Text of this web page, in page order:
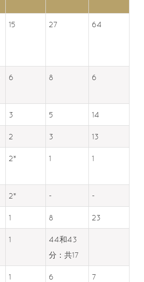
15 27 64
6 8 6
3 5 14
2 3 13
2* 1 1
2* - -
1 8 23
1
44和43
分：共17
1 6 7